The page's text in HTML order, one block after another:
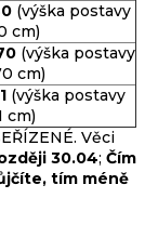
(výška postavy
cm)
(výška postavy
cm)
(výška postavy
cm)
Věci
30.04; Čím
tím méně